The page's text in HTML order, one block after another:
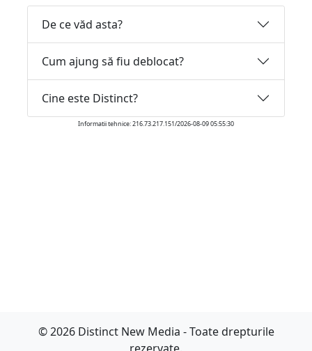
De ce văd asta?
Cum ajung să fiu deblocat?
Cine este Distinct?
Informatii tehnice: 216.73.217.151/2026-08-09 05:55:30
© 2026 Distinct New Media - Toate drepturile